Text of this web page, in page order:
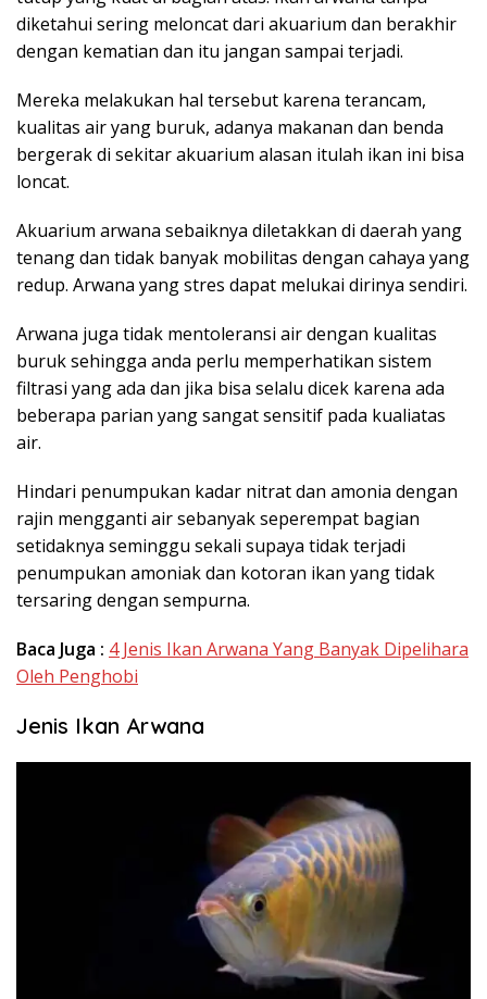
diketahui sering meloncat dari akuarium dan berakhir
dengan kematian dan itu jangan sampai terjadi.
Mereka melakukan hal tersebut karena terancam,
kualitas air yang buruk, adanya makanan dan benda
bergerak di sekitar akuarium alasan itulah ikan ini bisa
loncat.
Akuarium arwana sebaiknya diletakkan di daerah yang
tenang dan tidak banyak mobilitas dengan cahaya yang
redup. Arwana yang stres dapat melukai dirinya sendiri.
Arwana juga tidak mentoleransi air dengan kualitas
buruk sehingga anda perlu memperhatikan sistem
filtrasi yang ada dan jika bisa selalu dicek karena ada
beberapa parian yang sangat sensitif pada kualiatas
air.
Hindari penumpukan kadar nitrat dan amonia dengan
rajin mengganti air sebanyak seperempat bagian
setidaknya seminggu sekali supaya tidak terjadi
penumpukan amoniak dan kotoran ikan yang tidak
tersaring dengan sempurna.
Baca Juga : 4 Jenis Ikan Arwana Yang Banyak Dipelihara
Oleh Penghobi
Jenis Ikan Arwana